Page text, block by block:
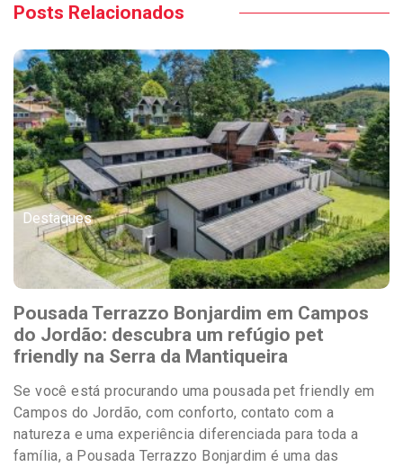
Posts Relacionados
Destaques
Pousada Terrazzo Bonjardim em Campos
do Jordão: descubra um refúgio pet
friendly na Serra da Mantiqueira
Se você está procurando uma pousada pet friendly em
Campos do Jordão, com conforto, contato com a
natureza e uma experiência diferenciada para toda a
família, a Pousada Terrazzo Bonjardim é uma das